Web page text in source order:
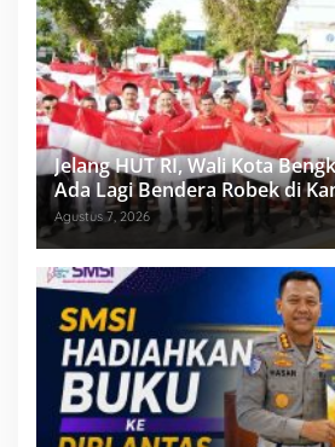
Jelang HUT RI, Wali Kota
Ada Lagi Bendera Robek di
Agustus 7, 2026